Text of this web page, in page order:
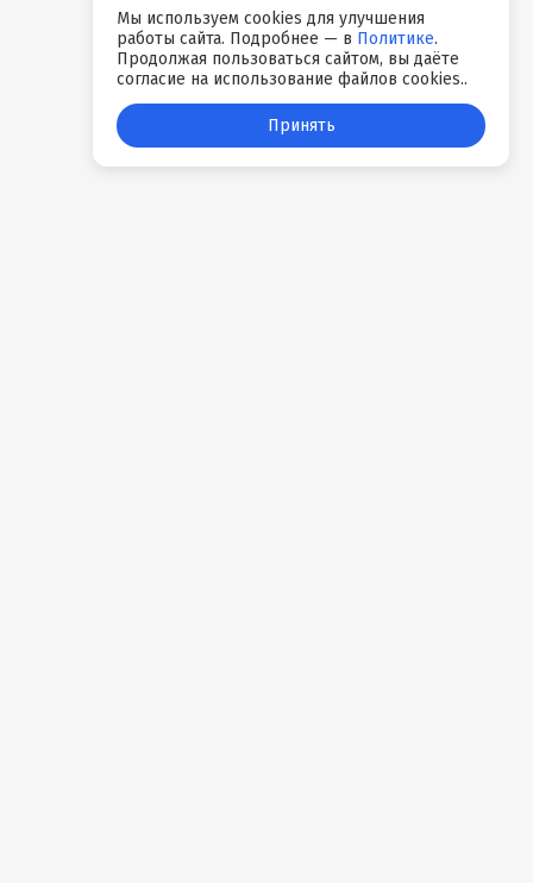
Мы используем cookies для улучшения
работы сайта. Подробнее — в Политике.
Продолжая пользоваться сайтом, вы даёте
согласие на использование файлов cookies..
Принять